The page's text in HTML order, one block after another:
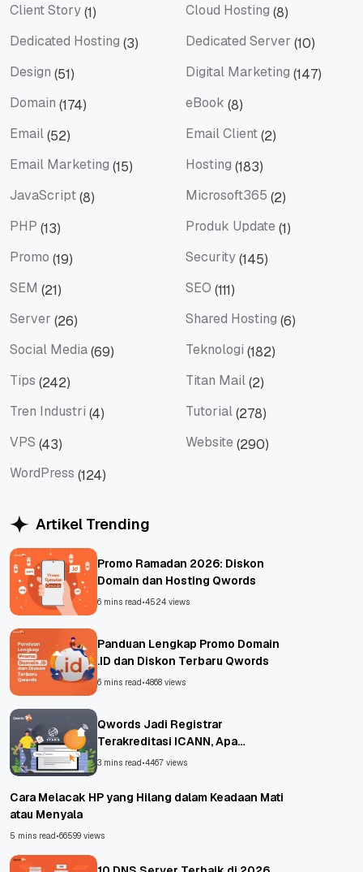
Client Story(1) Cloud Hosting (8)
Dedicated Hosting (3) Dedicated Server (10)
Design (51) Digital Marketing (147)
Domain (174) eBook (8)
Email(52) Email Client(2)
Email Marketing (15) Hosting (183)
JavaScript(8) Microsoft365 (2)
PHP (13) Produk Update (1)
Promo (19) Security(145)
SEM (21) SEO (111)
Server (26) Shared Hosting (6)
Social Media(69) Teknologi (182)
Tips (242) Titan Mail(2)
Tren Industri (4) Tutorial(278)
VPS (43) Website (290)
WordPress (124)
Artikel Trending
Promo Ramadan 2026: Diskon
Domain dan Hosting Qwords
6 mins read •4524 views
Panduan Lengkap Promo Domain
.ID dan Diskon Terbaru Qwords
6 mins read •4868 views
Qwords Jadi Registrar
Terakreditasi ICANN, Apa
Untungnya?
3 mins read •4467 views
Cara Melacak HP yang Hilang dalam Keadaan Mati
atau Menyala
5 mins read •66599 views